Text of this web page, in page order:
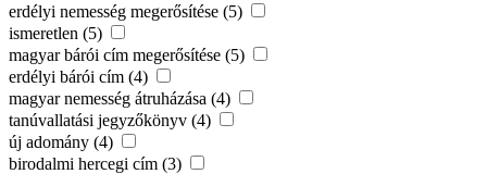
erdélyi nemesség megerősítése (5)
ismeretlen (5)
magyar bárói cím megerősítése (5)
erdélyi bárói cím (4)
magyar nemesség átruházása (4)
tanúvallatási jegyzőkönyv (4)
új adomány (4)
birodalmi hercegi cím (3)